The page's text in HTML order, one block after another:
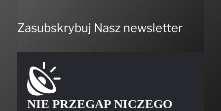
Zasubskrybuj Nasz newsletter
NIE PRZEGAP NICZEGO